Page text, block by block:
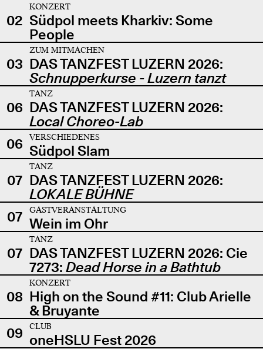
02
KONZERT
Südpol meets Kharkiv: Some
People
03
ZUM MITMACHEN
DAS TANZFEST LUZERN 2026:
Schnupperkurse - Luzern tanzt
06
TANZ
DAS TANZFEST LUZERN 2026:
Local Choreo-Lab
06
VERSCHIEDENES
Südpol Slam
07
TANZ
DAS TANZFEST LUZERN 2026:
LOKALE BÜHNE
07
GASTVERANSTALTUNG
Wein im Ohr
07
TANZ
DAS TANZFEST LUZERN 2026: Cie
7273: Dead Horse in a Bathtub
08
KONZERT
High on the Sound #11: Club Arielle
& Bruyante
09
CLUB
oneHSLU Fest 2026